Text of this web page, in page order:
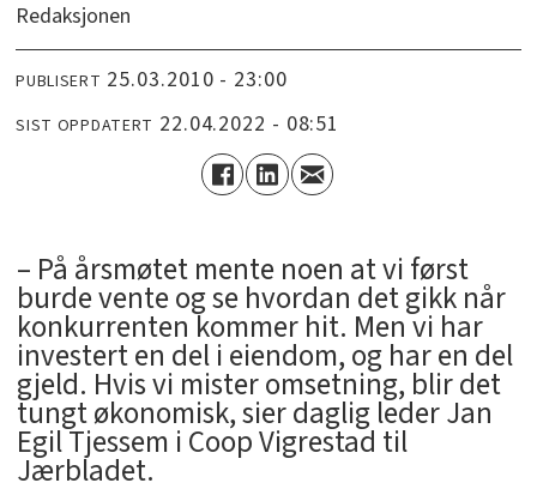
Redaksjonen
PUBLISERT 25.03.2010 - 23:00
SIST OPPDATERT 22.04.2022 - 08:51
– På årsmøtet mente noen at vi først
burde vente og se hvordan det gikk når
konkurrenten kommer hit. Men vi har
investert en del i eiendom, og har en del
gjeld. Hvis vi mister omsetning, blir det
tungt økonomisk, sier daglig leder Jan
Egil Tjessem i Coop Vigrestad til
Jærbladet.